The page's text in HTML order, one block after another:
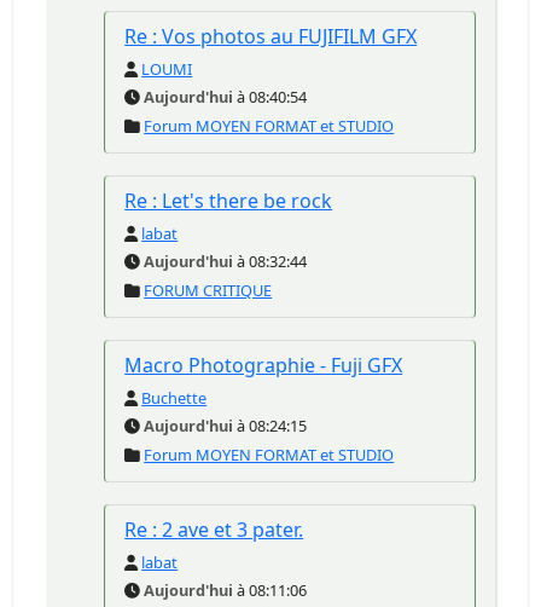
Re : Vos photos au FUJIFILM GFX
LOUMI
Aujourd'hui à 08:40:54
Forum MOYEN FORMAT et STUDIO
Re : Let's there be rock
labat
Aujourd'hui à 08:32:44
FORUM CRITIQUE
Macro Photographie - Fuji GFX
Buchette
Aujourd'hui à 08:24:15
Forum MOYEN FORMAT et STUDIO
Re : 2 ave et 3 pater.
labat
Aujourd'hui à 08:11:06